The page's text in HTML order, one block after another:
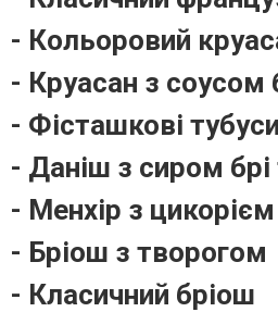
- Кольоровий
- Круасан з
- Фісташкові тубуси
- Даніш з сиром брі
- Менхір з цикорієм
- Бріош з творогом
- Класичний бріош